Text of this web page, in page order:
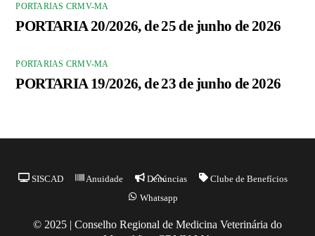
PORTARIAS CRMV-MA
PORTARIA 20/2026, de 25 de junho de 2026
PORTARIAS CRMV-MA
PORTARIA 19/2026, de 23 de junho de 2026
Back
To
SISCAD Anuidade Denúncias
Clube de Benefícios
Whatsapp
© 2025 | Conselho Regional de Medicina Veterinária do